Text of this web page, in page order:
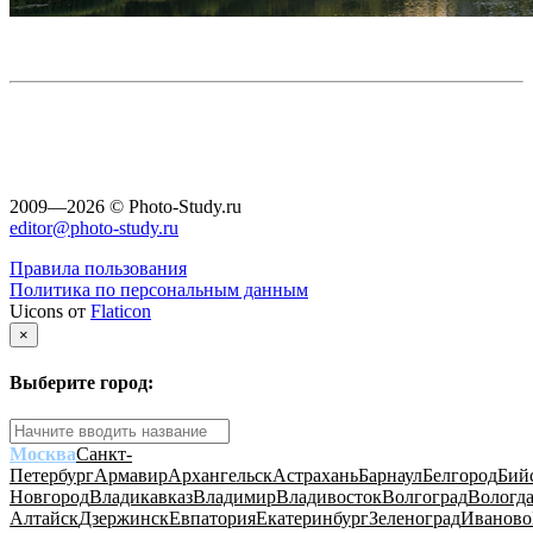
2009—2026 © Photo-Study.ru
editor@photo-study.ru
Правила пользования
Политика по персональным данным
Uicons от Flaticon
×
Выберите город:
МоскваСанкт-
ПетербургАрмавирАрхангельскАстраханьБарнаулБелгород
НовгородВладикавказВладимирВладивостокВолгоградВологда
АлтайскДзержинскЕвпаторияЕкатеринбургЗеленоградИваново